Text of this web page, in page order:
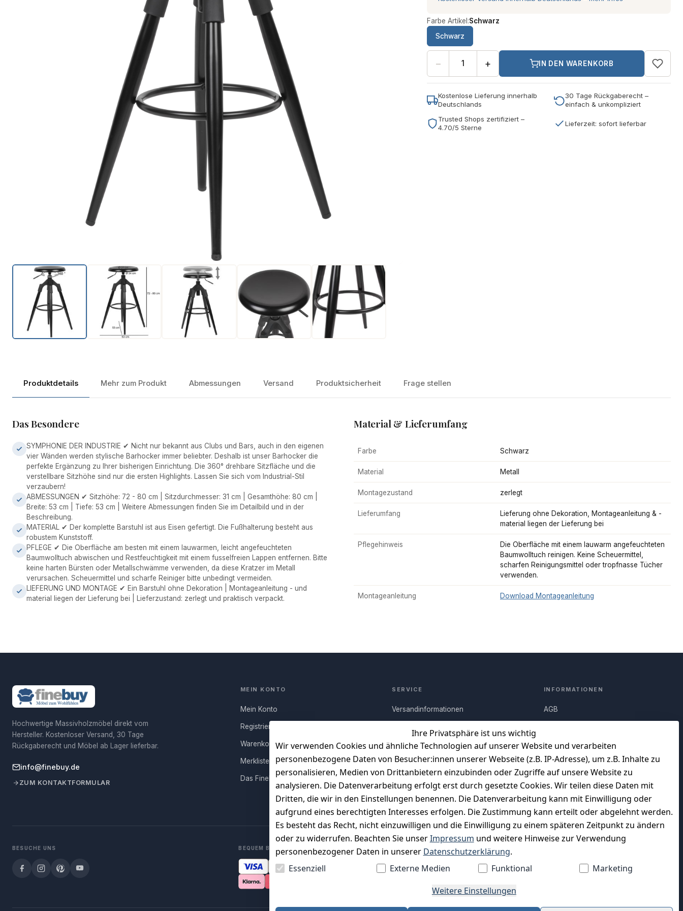
Farbe Artikel:Schwarz
Schwarz
− + IN DEN WARENKORB
Kostenlose Lieferung innerhalb
Deutschlands
30 Tage Rückgaberecht –
einfach & unkompliziert
Trusted Shops zertifiziert –
4.70/5 Sterne
Lieferzeit: sofort lieferbar
Produktdetails Mehr zum Produkt Abmessungen Versand Produktsicherheit Frage stellen
Das Besondere
SYMPHONIE DER INDUSTRIE ✔ Nicht nur bekannt aus Clubs und Bars, auch in den eigenen
vier Wänden werden stylische Barhocker immer beliebter. Deshalb ist unser Barhocker die
perfekte Ergänzung zu Ihrer bisherigen Einrichtung. Die 360° drehbare Sitzfläche und die
verstellbare Sitzhöhe sind nur die ersten Highlights. Lassen Sie sich vom Industrial-Stil
verzaubern!
ABMESSUNGEN ✔ Sitzhöhe: 72 - 80 cm | Sitzdurchmesser: 31 cm | Gesamthöhe: 80 cm |
Breite: 53 cm | Tiefe: 53 cm | Weitere Abmessungen finden Sie im Detailbild und in der
Beschreibung.
MATERIAL ✔ Der komplette Barstuhl ist aus Eisen gefertigt. Die Fußhalterung besteht aus
robustem Kunststoff.
PFLEGE ✔ Die Oberfläche am besten mit einem lauwarmen, leicht angefeuchteten
Baumwolltuch abwischen und Restfeuchtigkeit mit einem fusselfreien Lappen entfernen. Bitte
keine harten Bürsten oder Metallschwämme verwenden, da diese Kratzer im Metall
verursachen. Scheuermittel und scharfe Reiniger bitte unbedingt vermeiden.
LIEFERUNG UND MONTAGE ✔ Ein Barstuhl ohne Dekoration | Montageanleitung - und
material liegen der Lieferung bei | Lieferzustand: zerlegt und praktisch verpackt.
Material & Lieferumfang
Farbe Schwarz
Material Metall
Montagezustand zerlegt
Lieferumfang
Lieferung ohne Dekoration, Montageanleitung & -
material liegen der Lieferung bei
Pflegehinweis
Die Oberfläche mit einem lauwarm angefeuchteten
Baumwolltuch reinigen. Keine Scheuermittel,
scharfen Reinigungsmittel oder tropfnasse Tücher
verwenden.
Montageanleitung Download Montageanleitung
Ihre Privatsphäre ist uns wichtig
Wir verwenden Cookies und ähnliche Technologien auf unserer Website und verarbeiten
personenbezogene Daten von Besucher:innen unserer Webseite (z.B. IP-Adresse), um z.B. Inhalte zu
personalisieren, Medien von Drittanbietern einzubinden oder Zugriffe auf unsere Website zu
analysieren. Die Datenverarbeitung erfolgt erst durch gesetzte Cookies. Wir teilen diese Daten mit
Dritten, die wir in den Einstellungen benennen. Die Datenverarbeitung kann mit Einwilligung oder
aufgrund eines berechtigten Interesses erfolgen. Die Zustimmung kann erteilt oder abgelehnt werden.
Es besteht das Recht, nicht einzuwilligen und die Einwilligung zu einem späteren Zeitpunkt zu ändern
oder zu widerrufen. Beachten Sie unserImpressum und weitere Hinweise zur Verwendung
personenbezogener Daten in unserer Datenschutzerklärung.
Essenziell
Externe Medien Funktional
Marketing
Weitere Einstellungen
Hochwertige Massivholzmöbel direkt vom
Hersteller. Kostenloser Versand, 30 Tage
Rückgaberecht und Möbel ab Lager lieferbar.
info@finebuy.de
ZUM KONTAKTFORMULAR
MEIN KONTO
Mein Konto
Registrieren
Warenkorb
Merkliste
Das FineBuy-Magazin
SERVICE
Versandinformationen
Rücksendung
Persönlicher Rückruf
Vertrag widerrufen
INFORMATIONEN
AGB
Datenschutz
Impressum
Charity & Wohltätigkeit
BESUCHE UNS BEQUEM BEZAHLEN MIT WIR VERSENDEN MIT